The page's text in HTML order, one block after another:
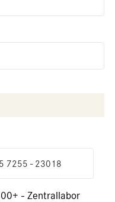
7255 - 23018
- Zentrallabor